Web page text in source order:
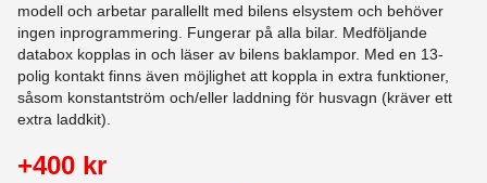
modell och arbetar parallellt med bilens elsystem och behöver
ingen inprogrammering. Fungerar på alla bilar. Medföljande
databox kopplas in och läser av bilens baklampor. Med en 13-
polig kontakt finns även möjlighet att koppla in extra funktioner,
såsom konstantström och/eller laddning för husvagn (kräver ett
extra laddkit).
+400 kr